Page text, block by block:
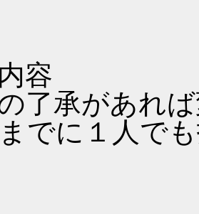
容
了承があれば
でに１人で